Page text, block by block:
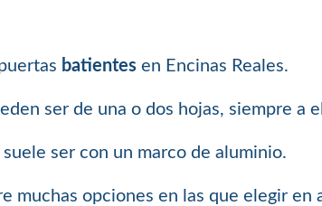
batientes en Encinas Reales.
ser de una o dos hojas, siempre a
ser con un marco de aluminio.
muchas opciones en las que elegir en